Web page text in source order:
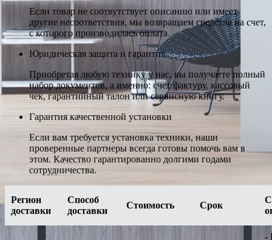
Если товар не соотвутствует описанию или имеет
другие несоответствия, мы возвращаем средства на счет,
с которого производилась оплата.
Юридическая защита и гарантия
Приобретая любую технику у нас, вы получаете полный
набор документов, а именно: счет фактуру, кассовый
чек, гарантийный талон или сервисную книгу.
Гарантия качественной установки
Если вам требуется установка техники, наши
проверенные партнеры всегда готовы помочь вам в
этом. Качество гарантированно долгими годами
сотрудничества.
Регион
доставки
Способ
доставки
Стоимость Срок
-